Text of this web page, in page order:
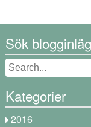
Sök
Kategorier
2016